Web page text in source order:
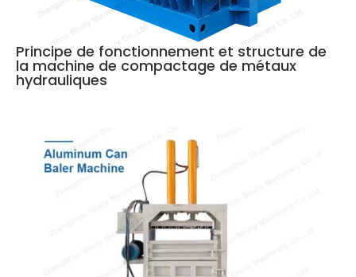
Principe de fonctionnement et structure de
la machine de compactage de métaux
hydrauliques